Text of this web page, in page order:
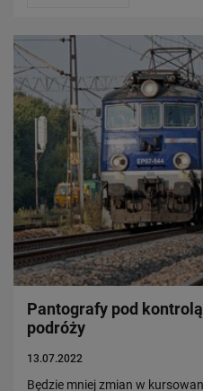
Pantografy pod
podróży
13.07.2022
Będzie mniej zmian w